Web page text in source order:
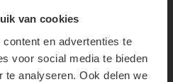
van cookies
en advertenties te
voor social media te bieden
te analyseren. Ook delen we
FIRST
new drops or exclusive